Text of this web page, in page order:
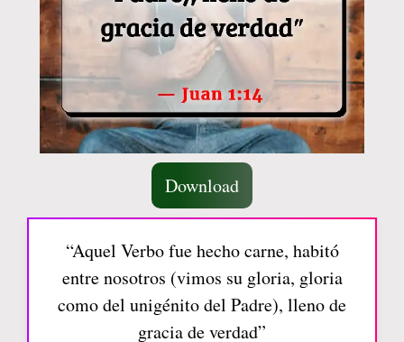
Download
“Aquel Verbo fue hecho carne, habitó
entre nosotros (vimos su gloria, gloria
como del unigénito del Padre), lleno de
gracia de verdad”